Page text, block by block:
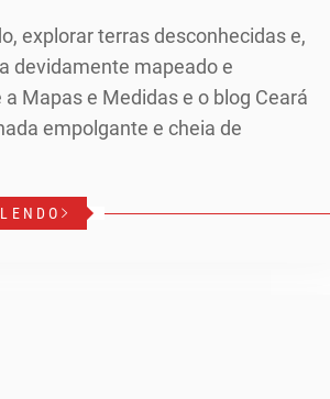
explorar terras desconhecidas e,
devidamente mapeado e
Mapas e Medidas e o blog Ceará
empolgante e cheia de